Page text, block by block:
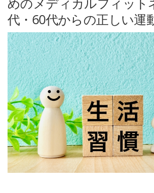
クラス内容 オンラインクラス
高齢者向けおすすめ脳トレプリント
よくある質問(FAQ) アクセス・お問合
認知症予防・脳トレ関連記事
代・60代からの正しい運